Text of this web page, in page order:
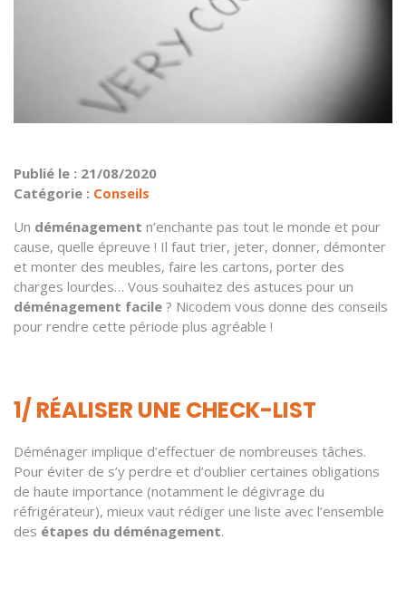
Publié le : 21/08/2020
Catégorie : Conseils
Un déménagement n’enchante pas tout le monde et pour
cause, quelle épreuve ! Il faut trier, jeter, donner, démonter
et monter des meubles, faire les cartons, porter des
charges lourdes… Vous souhaitez des astuces pour un
déménagement facile ? Nicodem vous donne des conseils
pour rendre cette période plus agréable !
1/ RÉALISER UNE CHECK-LIST
Déménager implique d’effectuer de nombreuses tâches.
Pour éviter de s’y perdre et d’oublier certaines obligations
de haute importance (notamment le dégivrage du
réfrigérateur), mieux vaut rédiger une liste avec l’ensemble
des étapes du déménagement.